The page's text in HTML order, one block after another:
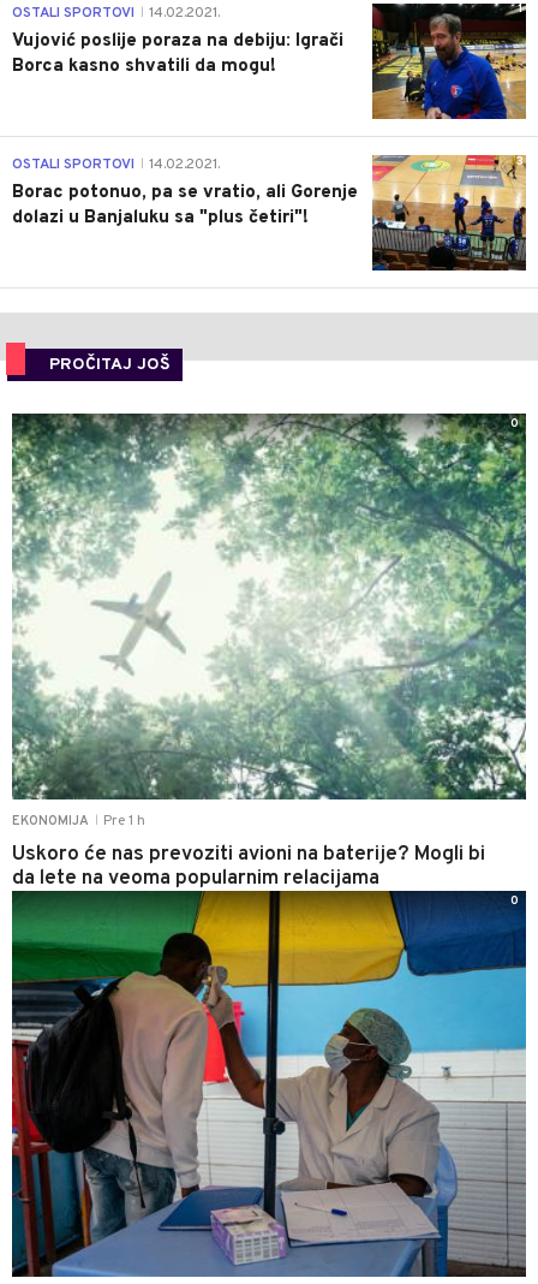
1
OSTALI SPORTOVI 14.02.2021.
Vujović poslije poraza na debiju: Igrači
Borca kasno shvatili da mogu!
3
OSTALI SPORTOVI 14.02.2021.
Borac potonuo, pa se vratio, ali Gorenje
dolazi u Banjaluku sa "plus četiri"!
PROČITAJ JOŠ
EKONOMIJA Pre 1 h
Uskoro će nas prevoziti avioni na baterije? Mogli bi
da lete na veoma popularnim relacijama
0
0